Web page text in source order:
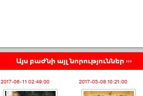
Այս բաժնի այլ նորություններ ›››
2017-06-11 02:49:00 2017-05-08 10:21:00